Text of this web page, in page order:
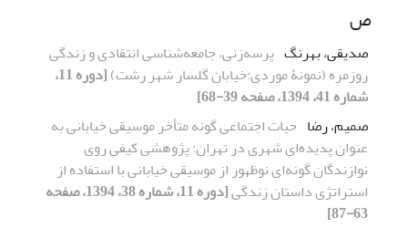
ص
صدیقی، بهرنگ پرسه‌زنی، جامعه‌شناسی انتقادی و زندگی
روزمره (نمونۀ موردی:خیابان گلسار شهر رشت)
[دوره 11،
شماره 41، 1394، صفحه 39-68]
صمیم، رضا حیات اجتماعی گونه متأخر موسیقی خیابانی به
عنوان پدیده‌ای شهری در تهران: پژوهشی کیفی روی
نوازندگان گونه‌ای نوظهور از موسیقی خیابانی با استفاده از
استراتژی داستان زندگی
[دوره 11، شماره 38، 1394، صفحه
63-87]